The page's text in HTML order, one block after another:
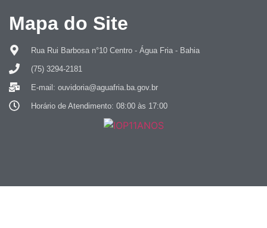
Mapa do Site
Rua Rui Barbosa n°10 Centro - Água Fria - Bahia
(75) 3294-2181
E-mail: ouvidoria@aguafria.ba.gov.br
Horário de Atendimento: 08:00 às 17:00